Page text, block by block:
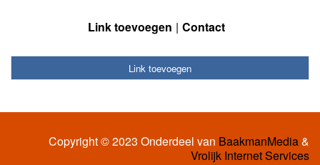
Link toevoegen Contact
Link toevoegen
Copyright © 2023 Onderdeel van BaakmanMedia&
Vrolijk Internet Services